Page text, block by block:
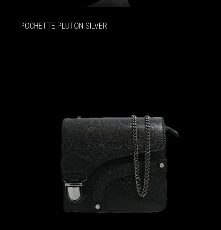
POCHETTE PLUTON SILVER